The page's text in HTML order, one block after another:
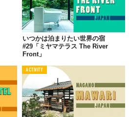
いつかは泊まりたい世界の宿
#29「ミヤマテラス The River
Front」
ACTIVITY